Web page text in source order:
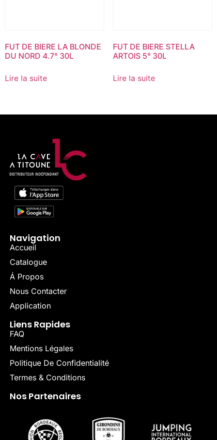
FUT DE BIERE LA BLONDE
DU NORD 4.7° 30L
Lire la suite
FUT DE BIERE STELLA
ARTOIS 5° 30L
Lire la suite
Navigation
Accueil
Catalogue
Á Propos
Nous Contacter
Application
Liens Rapides
FAQ
Mentions Légales
Politique De Confidentialité
Termes & Conditions
Nos Partenaires